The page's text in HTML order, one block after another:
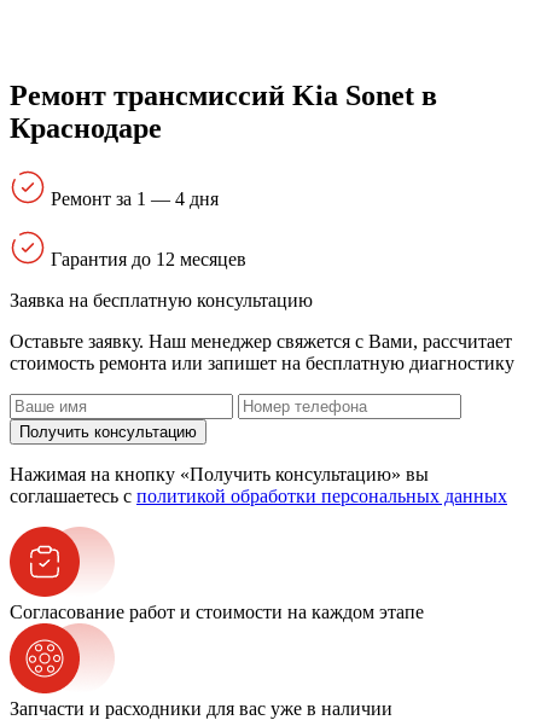
Ремонт трансмиссий Kia Sonet в
Краснодаре
Ремонт за 1 — 4 дня
Гарантия до 12 месяцев
Заявка на бесплатную консультацию
Оставьте заявку. Наш менеджер свяжется с Вами, расcчитает
стоимость ремонта или запишет на бесплатную диагностику
Получить консультацию
Нажимая на кнопку «Получить консультацию» вы
соглашаетесь с политикой обработки персональных данных
Согласование работ и стоимости на каждом этапе
Запчасти и расходники для вас уже в наличии